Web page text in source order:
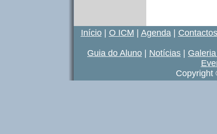
Início| O ICM | Agenda | Contactos
Guia do Aluno | Notícias |
Copyright